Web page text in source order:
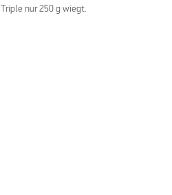
Triple nur 250 g wiegt.